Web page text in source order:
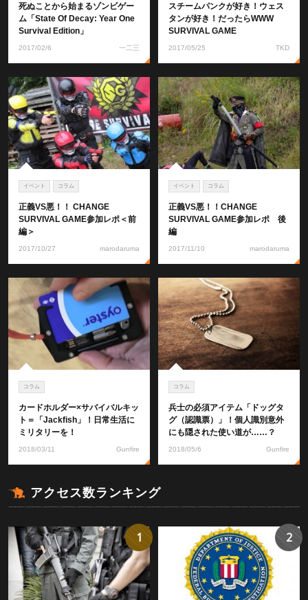
死ぬことから始まるゾンビゲー
ム「State Of Decay: Year One
Survival Edition」
2017/02/6 一二三
スチームパンクが好き！ウェス
タンが好き！だったらWWW
SURVIVAL GAME
2017/05/25 TKD
イベント コラム
正義VS悪！！ CHANGE
SURVIVAL GAME参加レポ＜前
編＞
2017/10/27 marodaruma
イベント コラム
正義VS悪！！CHANGE
SURVIVAL GAME参加レポ 後
編
2017/11/10 marodaruma
コラム
カードホルダー×サバイバルキッ
ト＝「Jackfish」！日常生活に
ミリタリーを！
2018/03/11 Gunfire
コラム
兵士の必須アイテム「ドッグタ
グ（認識票）」！個人識別意外
にも隠された使い道が……？
2018/05/6 Gunfire
アクセス数ランキング
1 2